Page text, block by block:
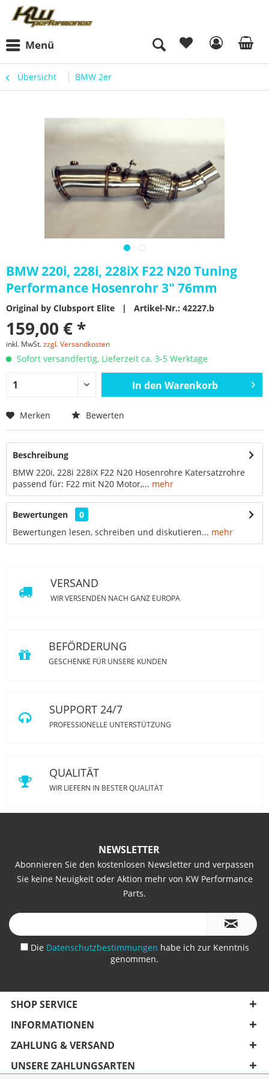
Menü
Übersicht BMW 2er
BMW 220i, 228i, 228iX F22 N20 Tuning
Performance Hosenrohr 3" 76mm
Original by Clubsport Elite | Artikel-Nr.: 42227.b
159,00 € *
inkl. MwSt.zzgl. Versandkosten
Sofort versandfertig, Lieferzeit ca. 3-5 Werktage
In den Warenkorb
Merken Bewerten
Beschreibung
BMW 220i, 228i 228iX F22 N20 Hosenrohre Katersatzrohre
passend für: F22 mit N20 Motor,... mehr
Bewertungen
0
Bewertungen lesen, schreiben und diskutieren... mehr
VERSAND
WIR VERSENDEN NACH GANZ EUROPA
BEFÖRDERUNG
GESCHENKE FÜR UNSERE KUNDEN
SUPPORT 24/7
PROFESSIONELLE UNTERSTÜTZUNG
QUALITÄT
WIR LIEFERN IN BESTER QUALITÄT
NEWSLETTER
Abonnieren Sie den kostenlosen Newsletter und verpassen
Sie keine Neuigkeit oder Aktion mehr von KW Performance
Parts.
Die Datenschutzbestimmungen habe ich zur Kenntnis
genommen.
SHOP SERVICE
INFORMATIONEN
ZAHLUNG & VERSAND
UNSERE ZAHLUNGSARTEN